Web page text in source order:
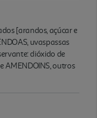
[arandos, açúcar e
uvaspassas
dióxido de
AMENDOINS, outros